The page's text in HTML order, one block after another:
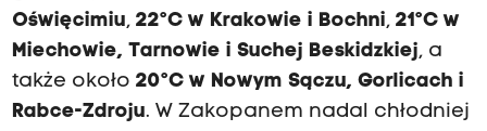
Oświęcimiu, 22°C w Krakowie i Bochni, 21°C w
Miechowie, Tarnowie i Suchej Beskidzkiej, a
także około 20°C w Nowym Sączu, Gorlicach i
Rabce-Zdroju. W Zakopanem nadal chłodniej